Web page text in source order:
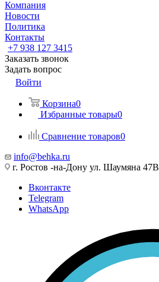
Компания
Новости
Политика
Контакты
+7 938 127 3415
Заказать звонок
Задать вопрос
Войти
Корзина0
Избранные товары0
Сравнение товаров0
info@behka.ru
г. Ростов -на-Дону ул. Шаумяна 47В
Вконтакте
Telegram
WhatsApp